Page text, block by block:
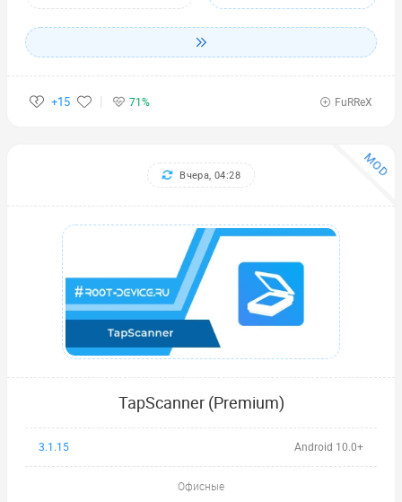
+15 71% FuRReX
MOD
Вчера, 04:28
TapScanner (Premium)
3.1.15 Android 10.0+
Офисные